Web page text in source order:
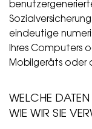
eindeutige
Ihres Computers
Mobilgeräts oder
WELCHE
WIE WIR SIE